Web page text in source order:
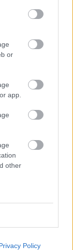
or
app.
other
Policy
MIKÖZBEN